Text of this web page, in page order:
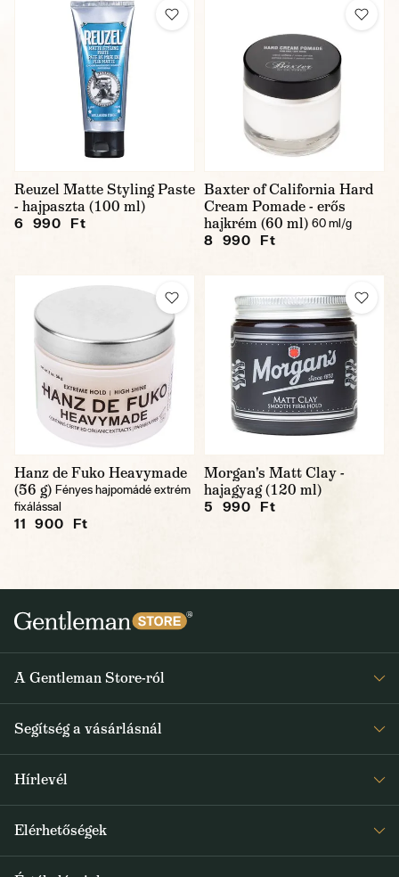
Reuzel Matte Styling Paste
- hajpaszta (100 ml)
6 990 Ft
Baxter of California Hard
Cream Pomade - erős
hajkrém (60 ml) 60 ml/g
8 990 Ft
Hanz de Fuko Heavymade
(56 g) Fényes hajpomádé extrém
fixálással
11 900 Ft
Morgan's Matt Clay -
hajagyag (120 ml)
5 990 Ft
A Gentleman Store-ról
Rólunk
Journal
Segítség a vásárlásnál
Hírlevél
a speciális kínálatokról
Elérhetőségek